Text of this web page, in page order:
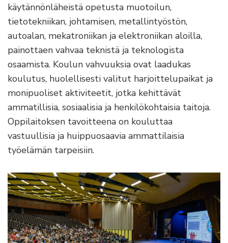
käytännönläheistä opetusta muotoilun,
tietotekniikan, johtamisen, metallintyöstön,
autoalan, mekatroniikan ja elektroniikan aloilla,
painottaen vahvaa teknistä ja teknologista
osaamista. Koulun vahvuuksia ovat laadukas
koulutus, huolellisesti valitut harjoittelupaikat ja
monipuoliset aktiviteetit, jotka kehittävät
ammatillisia, sosiaalisia ja henkilökohtaisia taitoja.
Oppilaitoksen tavoitteena on kouluttaa
vastuullisia ja huippuosaavia ammattilaisia
työelämän tarpeisiin.